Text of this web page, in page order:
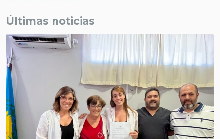
Últimas noticias